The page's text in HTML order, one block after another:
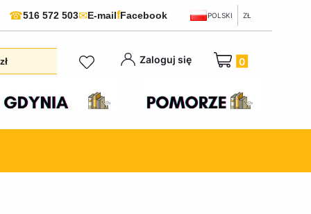
☎516 572 503✉E-mailfFacebook POLSKI ZŁ
Zaloguj się Produkty w